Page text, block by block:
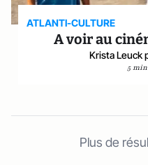
ATLANTI-CULTURE
A voir au
Krista Leuck
5
Plus de